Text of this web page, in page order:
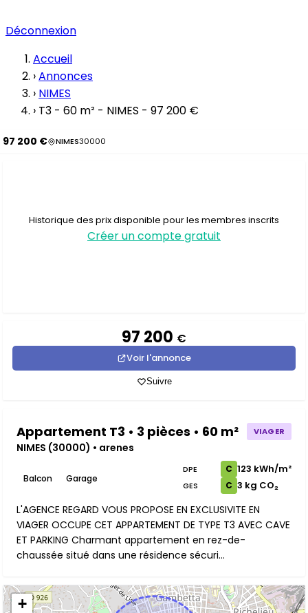
Déconnexion
Accueil
›Annonces
› NIMES
› T3 - 60 m² - NIMES - 97 200 €
97 200 € NIMES30000
Historique des prix disponible pour les membres inscrits
Créer un compte gratuit
97 200 €
Voir l'annonce
Suivre
Appartement T3 • 3 pièces • 60 m² VIAGER
NIMES (30000) • arenes
Balcon Garage
DPE C 123 kWh/m²
GES C 3 kg CO₂
L'AGENCE REGARD VOUS PROPOSE EN EXCLUSIVITE EN
VIAGER OCCUPE CET APPARTEMENT DE TYPE T3 AVEC CAVE
ET PARKING Charmant appartement en rez-de-
chaussée situé dans une résidence sécuri...
+